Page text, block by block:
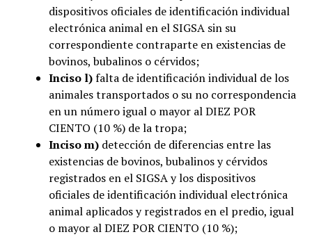
dispositivos oficiales de identificación individual
electrónica animal en el SIGSA sin su
correspondiente contraparte en existencias de
bovinos, bubalinos o cérvidos;
Inciso l)falta de identificación individual de los
animales transportados o su no correspondencia
en un número igual o mayor al DIEZ POR
CIENTO (10 %) de la tropa;
Inciso m) detección de diferencias entre las
existencias de bovinos, bubalinos y cérvidos
registrados en el SIGSA y los dispositivos
oficiales de identificación individual electrónica
animal aplicados y registrados en el predio, igual
o mayor al DIEZ POR CIENTO (10 %);